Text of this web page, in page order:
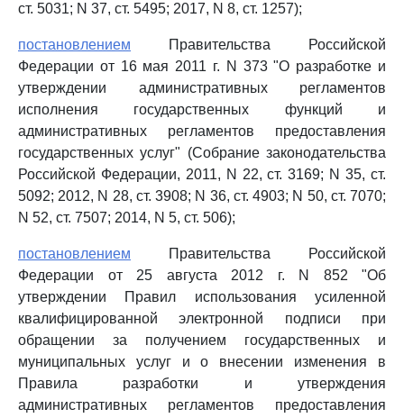
ст. 5031; N 37, ст. 5495; 2017, N 8, ст. 1257);
постановлением Правительства Российской
Федерации от 16 мая 2011 г. N 373 "О разработке и
утверждении административных регламентов
исполнения государственных функций и
административных регламентов предоставления
государственных услуг" (Собрание законодательства
Российской Федерации, 2011, N 22, ст. 3169; N 35, ст.
5092; 2012, N 28, ст. 3908; N 36, ст. 4903; N 50, ст. 7070;
N 52, ст. 7507; 2014, N 5, ст. 506);
постановлением Правительства Российской
Федерации от 25 августа 2012 г. N 852 "Об
утверждении Правил использования усиленной
квалифицированной электронной подписи при
обращении за получением государственных и
муниципальных услуг и о внесении изменения в
Правила разработки и утверждения
административных регламентов предоставления